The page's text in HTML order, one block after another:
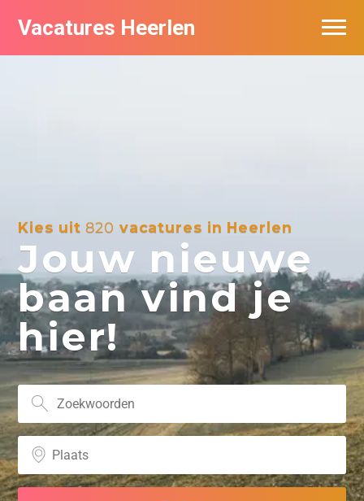
Vacatures Heerlen
Kies uit 820 vacatures in Heerlen
Jouw nieuwe
baan vind je
hier!
Vacatures per bedrijf in Heerlen